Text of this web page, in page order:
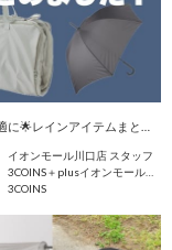
イオンモール川口店 スタッフ
3COINS